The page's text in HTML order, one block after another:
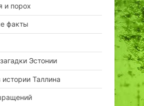
и порох
факты
Эстонии
истории Таллина